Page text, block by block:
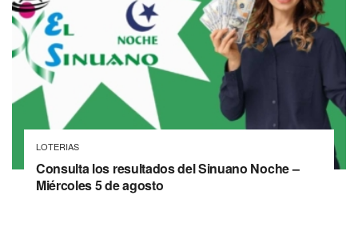
LOTERIAS
Consulta los resultados del Sinuano Noche –
Miércoles 5 de agosto